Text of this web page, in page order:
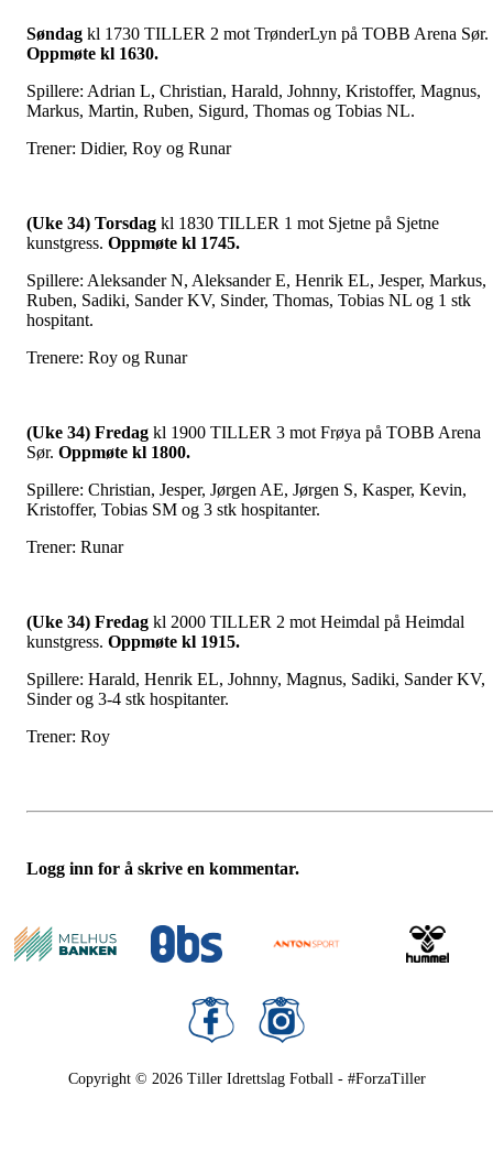
Søndag kl 1730 TILLER 2 mot TrønderLyn på TOBB Arena Sør.
Oppmøte kl 1630.
Spillere: Adrian L, Christian, Harald, Johnny, Kristoffer, Magnus,
Markus, Martin, Ruben, Sigurd, Thomas og Tobias NL.
Trener: Didier, Roy og Runar
(Uke 34) Torsdag kl 1830 TILLER 1 mot Sjetne på Sjetne
kunstgress. Oppmøte kl 1745.
Spillere: Aleksander N, Aleksander E, Henrik EL, Jesper, Markus,
Ruben, Sadiki, Sander KV, Sinder, Thomas, Tobias NL og 1 stk
hospitant.
Trenere: Roy og Runar
(Uke 34) Fredag kl 1900 TILLER 3 mot Frøya på TOBB Arena
Sør. Oppmøte kl 1800.
Spillere: Christian, Jesper, Jørgen AE, Jørgen S, Kasper, Kevin,
Kristoffer, Tobias SM og 3 stk hospitanter.
Trener: Runar
(Uke 34) Fredag kl 2000 TILLER 2 mot Heimdal på Heimdal
kunstgress. Oppmøte kl 1915.
Spillere: Harald, Henrik EL, Johnny, Magnus, Sadiki, Sander KV,
Sinder og 3-4 stk hospitanter.
Trener: Roy
Logg inn for å skrive en kommentar.
Copyright © 2026 Tiller Idrettslag Fotball - #ForzaTiller